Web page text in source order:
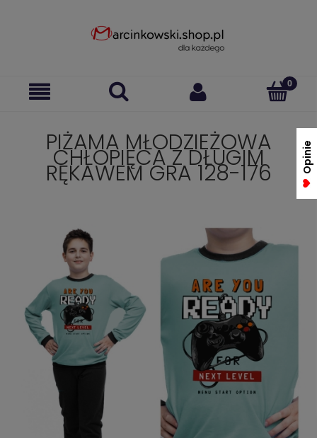
PIŻAMA MŁODZIEŻOWA
CHŁOPIĘCA Z DŁUGIM
RĘKAWEM GRA 128-176 Opinie